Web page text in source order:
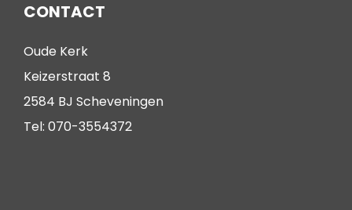
CONTACT
Oude Kerk
Keizerstraat 8
2584 BJ Scheveningen
Tel: 070-3554372